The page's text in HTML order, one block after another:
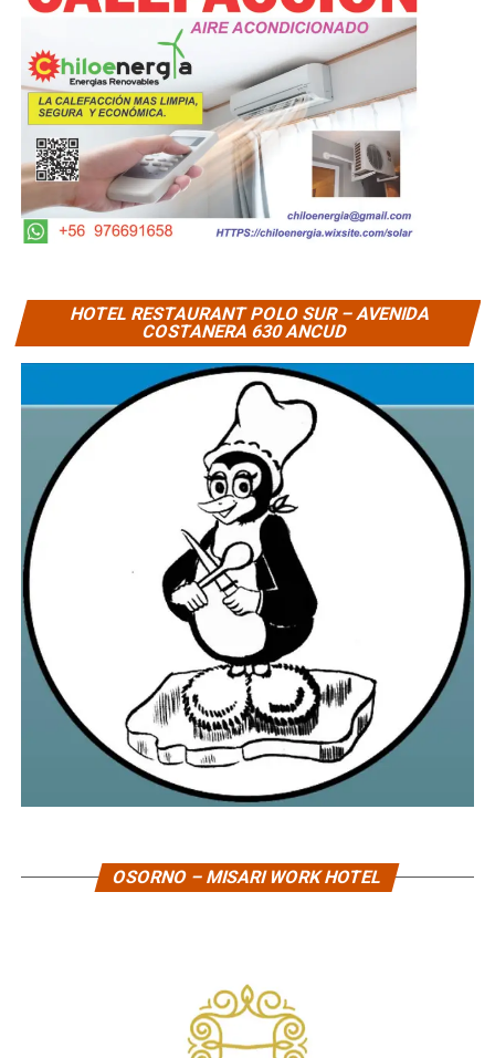
HOTEL RESTAURANT POLO SUR – AVENIDA
COSTANERA 630 ANCUD
OSORNO – MISARI WORK HOTEL